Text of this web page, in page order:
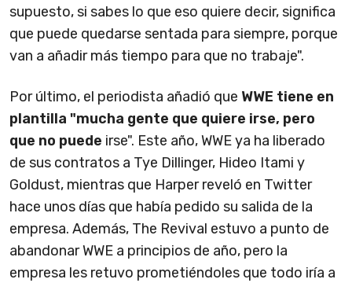
supuesto, si sabes lo que eso quiere decir, significa
que puede quedarse sentada para siempre, porque
van a añadir más tiempo para que no trabaje".
Por último, el periodista añadió que WWE tiene en
plantilla "mucha gente que quiere irse, pero
que no puede irse". Este año, WWE ya ha liberado
de sus contratos a Tye Dillinger, Hideo Itami y
Goldust, mientras que Harper reveló en Twitter
hace unos días que había pedido su salida de la
empresa. Además, The Revival estuvo a punto de
abandonar WWE a principios de año, pero la
empresa les retuvo prometiéndoles que todo iría a